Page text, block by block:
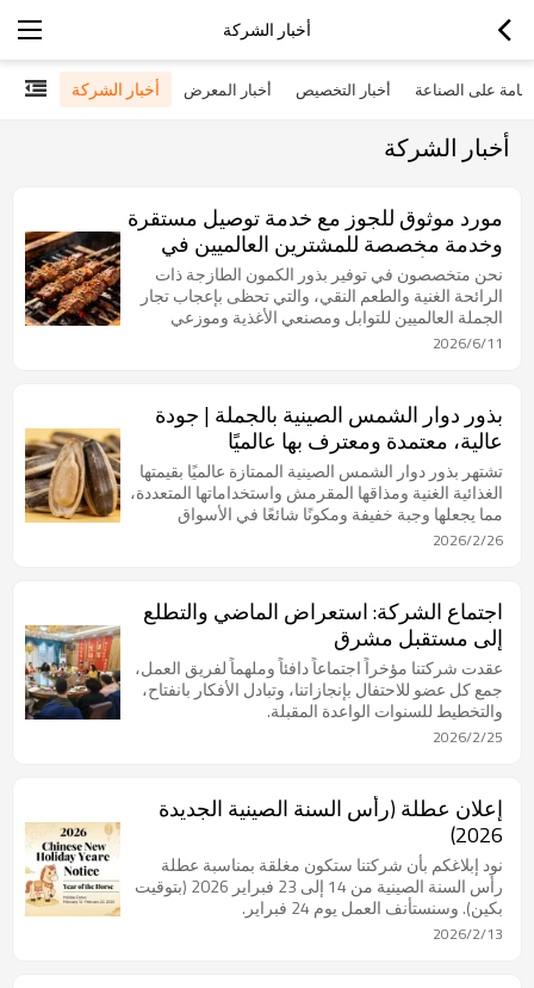
أخبار الشركة
على الصناعة أخبار التخصيص أخبار المعرض أخبار الشركة
أخبار الشركة
مورد موثوق للجوز مع خدمة توصيل مستقرة
وخدمة مخصصة للمشترين العالميين في
الشرق الأوسط
نحن متخصصون في توفير بذور الكمون الطازجة ذات
الرائحة الغنية والطعم النقي، والتي تحظى بإعجاب تجار
الجملة العالميين للتوابل ومصنعي الأغذية وموزعي
التجزئة.
2026/6/11
بذور دوار الشمس الصينية بالجملة | جودة
عالية، معتمدة ومعترف بها عالميًا
تشتهر بذور دوار الشمس الصينية الممتازة عالميًا بقيمتها
الغذائية الغنية ومذاقها المقرمش واستخداماتها المتعددة،
مما يجعلها وجبة خفيفة ومكونًا شائعًا في الأسواق
العالمية.
2026/2/26
اجتماع الشركة: استعراض الماضي والتطلع
إلى مستقبل مشرق
عقدت شركتنا مؤخراً اجتماعاً دافئاً وملهماً لفريق العمل،
جمع كل عضو للاحتفال بإنجازاتنا، وتبادل الأفكار بانفتاح،
والتخطيط للسنوات الواعدة المقبلة.
2026/2/25
إعلان عطلة (رأس السنة الصينية الجديدة
2026)
نود إبلاغكم بأن شركتنا ستكون مغلقة بمناسبة عطلة
رأس السنة الصينية من 14 إلى 23 فبراير 2026 (بتوقيت
بكين). وسنستأنف العمل يوم 24 فبراير.
2026/2/13